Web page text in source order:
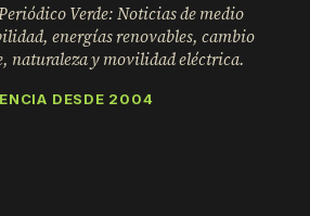
Verde: Noticias de medio
energías renovables, cambio
naturaleza y movilidad eléctrica.
DESDE 2004